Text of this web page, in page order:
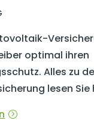
optimal ihren
Alles zu
lesen Sie